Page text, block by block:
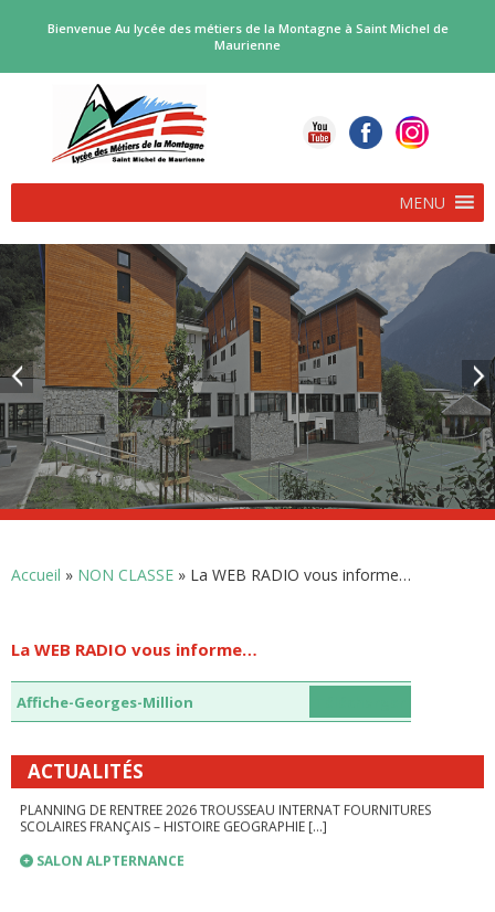
Bienvenue Au lycée des métiers de la Montagne à Saint Michel de
Maurienne
MENU
Accueil » NON CLASSE » La WEB RADIO vous informe…
La WEB RADIO vous informe…
Affiche-Georges-Million
ACTUALITÉS
PROCEDURE D’AFFECTATION EN FORMATIONS BI-
QUALIFIANTES…
POLE SKI ALPINISME RENTREE 2026
Deux voies d’accès complémentaires, pour les bacs professionnels
biqualifiants proposés par le […]
DANS LE DAUPHINÉ LIBÉRÉ…
A l’occasion des 40 ans du bac pro, une table ronde « Parcours […]
PRONOTE
RENTREE SCOLAIRE 2026-2027
PLANNING DE RENTREE 2026 TROUSSEAU INTERNAT FOURNITURES
SCOLAIRES FRANÇAIS – HISTOIRE GEOGRAPHIE […]
SALON ALPTERNANCE